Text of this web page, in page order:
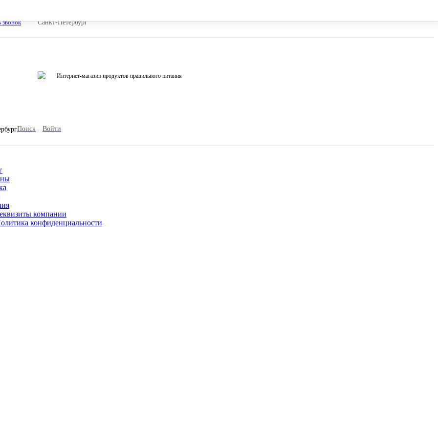
звонок Санкт-Петербург
Интернет-магазин продуктов правильного питания
Поиск Войти
компании
конфиденциальности